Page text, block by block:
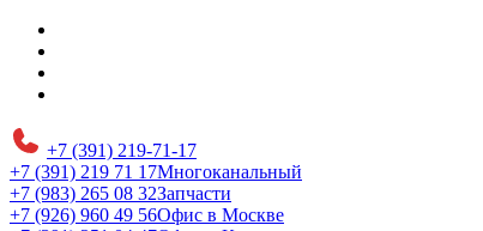
+7 (391) 219-71-17
+7 (391) 219 71 17Многоканальный
+7 (983) 265 08 32Запчасти
+7 (926) 960 49 56Офис в Москве